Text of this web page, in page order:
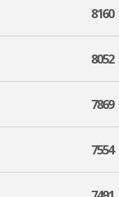
8160
8052
7869
7554